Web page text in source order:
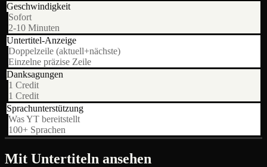
Geschwindigkeit
Sofort
2-10 Minuten
Untertitel-Anzeige
Doppelzeile (aktuell+nächste)
Einzelne präzise Zeile
Danksagungen
1 Credit
1 Credit
Sprachunterstützung
Was YT bereitstellt
100+ Sprachen
Mit Untertiteln ansehen